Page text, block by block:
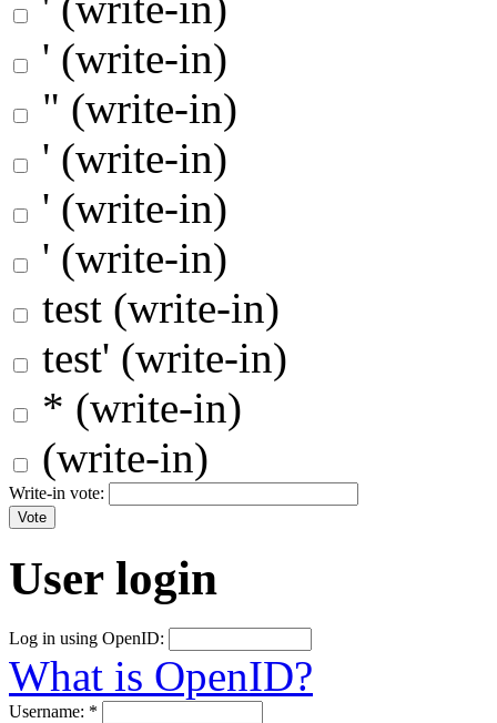
' (write-in)
" (write-in)
' (write-in)
' (write-in)
' (write-in)
test (write-in)
test' (write-in)
* (write-in)
(write-in)
Write-in vote:
User login
Log in using OpenID:
What is OpenID?
Username: *